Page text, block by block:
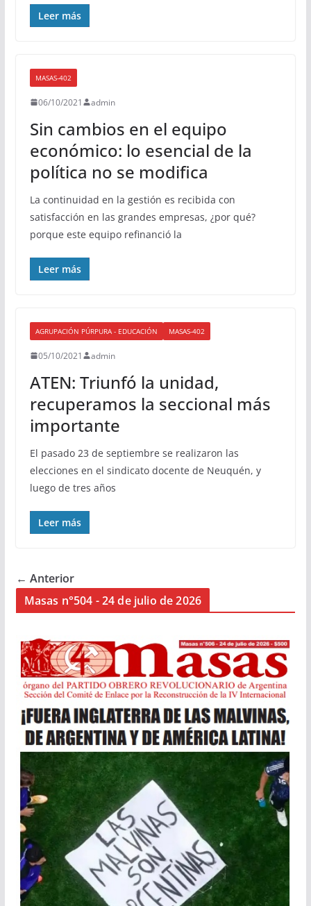
Leer más
MASAS-402
06/10/2021 admin
Sin cambios en el equipo
económico: lo esencial de la
política no se modifica
La continuidad en la gestión es recibida con
satisfacción en las grandes empresas, ¿por qué?
porque este equipo refinanció la
Leer más
AGRUPACIÓN PÚRPURA - EDUCACIÓN MASAS-402
05/10/2021 admin
ATEN: Triunfó la unidad,
recuperamos la seccional más
importante
El pasado 23 de septiembre se realizaron las
elecciones en el sindicato docente de Neuquén, y
luego de tres años
Leer más
← Anterior
Masas n°504 - 24 de julio de 2026